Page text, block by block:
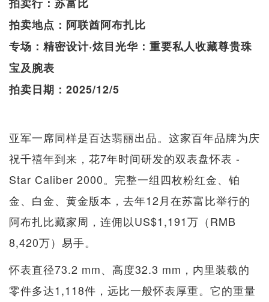
拍卖地点：阿联酋阿布扎比
专场：精密设计‧炫目光华：重要私人收藏尊贵珠
宝及腕表
拍卖日期：2025/12/5
亚军一席同样是百达翡丽出品。这家百年品牌为庆
祝千禧年到来，花7年时间研发的双表盘怀表 -
Star Caliber 2000。完整一组四枚粉红金、铂
金、白金、黄金版本，去年12月在苏富比举行的
阿布扎比​​藏家周，连佣以US$1,191万（RMB
8,420万）易手。
怀表直径73.2 mm、高度32.3 mm，内里装载的
零件多达1,118件，远比一般怀表厚重。它的重量